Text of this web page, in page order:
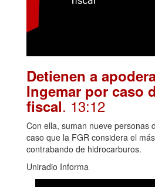
Detienen a
Ingemar por caso
fiscal. 13:12
Con ella, suman nueve personas
caso que la FGR considera el
contrabando de hidrocarburos.
Uniradio Informa